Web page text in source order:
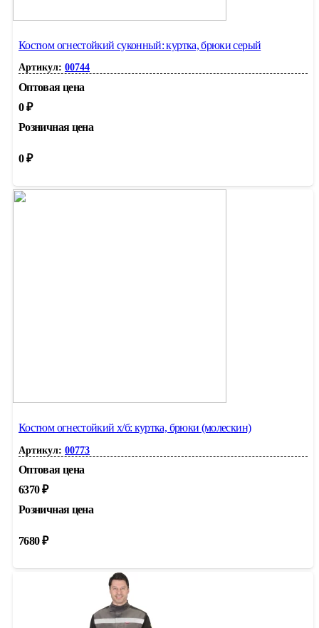
Костюм огнестойкий суконный: куртка, брюки серый
Артикул: 00744
Оптовая цена
0₽
Розничная цена
0₽
Костюм огнестойкий х/б: куртка, брюки (молескин)
Артикул: 00773
Оптовая цена
6370₽
Розничная цена
7680₽